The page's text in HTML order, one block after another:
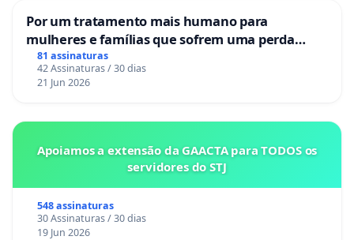
Por um tratamento mais humano para
mulheres e famílias que sofrem uma perda
gestacional nos hospitais portugueses
81 assinaturas
42 Assinaturas / 30 dias
21 Jun 2026
Apoiamos a extensão da GAACTA para TODOS os
servidores do STJ
548 assinaturas
30 Assinaturas / 30 dias
19 Jun 2026